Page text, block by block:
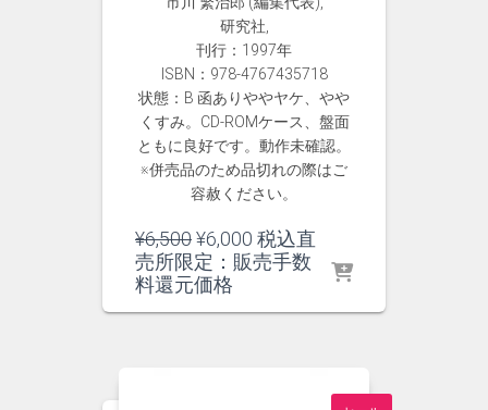
研究社,
刊行：1997年
ISBN：978-4767435718
状態：B 函ありややヤケ、やや
くすみ。CD-ROMケース、盤面
ともに良好です。動作未確認。
※併売品のため品切れの際はご
容赦ください。
¥6,500元
の
価
¥6,000 現
在
税込直
売所限定：販売手数
料還元価格